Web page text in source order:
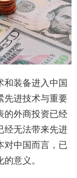
和装备进入中国
先进技术与重要
的外商投资已经
经无法带来先进
对中国而言，已
意义。